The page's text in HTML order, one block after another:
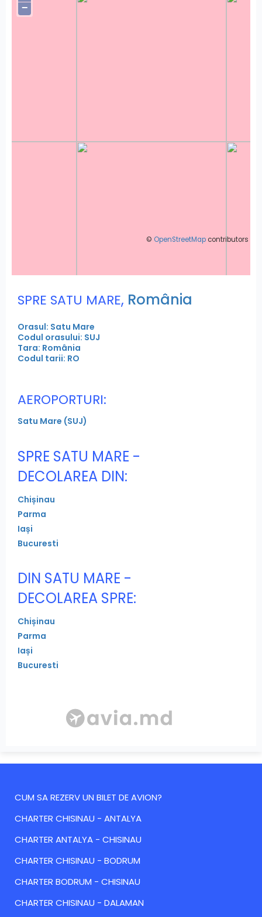
−
© OpenStreetMap contributors
SPRE SATU MARE, România
Orasul: Satu Mare
Codul orasului: SUJ
Tara: România
Codul tarii: RO
AEROPORTURI:
Satu Mare (SUJ)
SPRE SATU MARE -
DECOLAREA DIN:
Chișinau
Parma
Iași
Bucuresti
DIN SATU MARE -
DECOLAREA SPRE:
Chișinau
Parma
Iași
Bucuresti
CUM SA REZERV UN BILET DE AVION?
CHARTER CHISINAU - ANTALYA
CHARTER ANTALYA - CHISINAU
CHARTER CHISINAU - BODRUM
CHARTER BODRUM - CHISINAU
CHARTER CHISINAU - DALAMAN